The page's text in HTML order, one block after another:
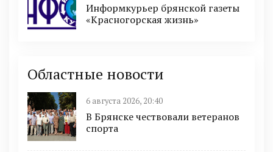
Информкурьер брянской газеты
«Красногорская жизнь»
Областные новости
6 августа 2026, 20:40
В Брянске чествовали ветеранов
спорта